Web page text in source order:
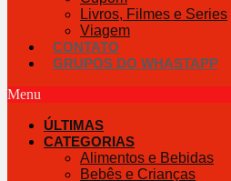
Livros, Filmes e Series
Viagem
CONTATO
GRUPOS DO WHASTAPP
Menu
ÚLTIMAS
CATEGORIAS
Alimentos e Bebidas
Bebês e Crianças